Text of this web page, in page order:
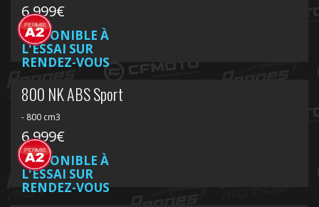
6 999€
DISPONIBLE À
L'ESSAI SUR
RENDEZ-VOUS
800 NK ABS Sport
- 800 cm3
6 999€
DISPONIBLE À
L'ESSAI SUR
RENDEZ-VOUS